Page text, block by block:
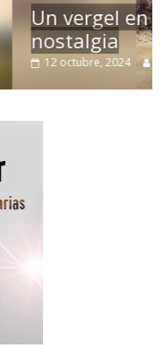
de la
0